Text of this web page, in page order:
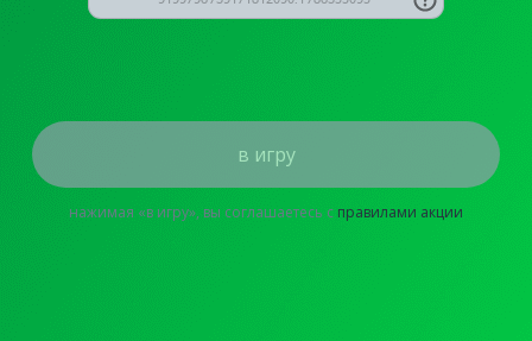
в игру
нажимая «в игру», вы соглашаетесь с правилами акции